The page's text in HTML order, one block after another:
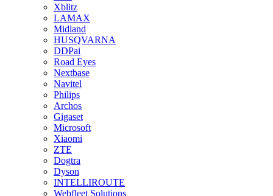
Xblitz
LAMAX
Midland
HUSQVARNA
DDPai
Road Eyes
Nextbase
Navitel
Philips
Archos
Gigaset
Microsoft
Xiaomi
ZTE
Dogtra
Dyson
INTELLIROUTE
Webfleet Solutions